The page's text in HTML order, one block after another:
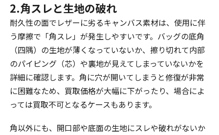
2.角スレと生地の破れ
耐久性の面でレザーに劣るキャンバス素材は、使用に伴
う摩擦で「角スレ」が発生しやすいです。バッグの底角
（四隅）の生地が薄くなっていないか、擦り切れて内部
のパイピング（芯）や裏地が見えてしまっていないかを
詳細に確認します。角に穴が開いてしまうと修復が非常
に困難なため、買取価格が大幅に下がったり、場合によ
っては買取不可となるケースもあります。
角以外にも、開口部や底面の生地にスレや破れがないか